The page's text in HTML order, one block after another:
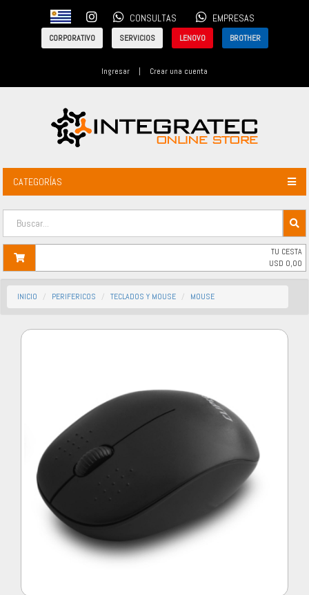
CONSULTAS EMPRESAS
CORPORATIVO SERVICIOS LENOVO BROTHER
Ingresar | Crear una cuenta
CATEGORÍAS
TU CESTA
USD 0,00
INICIO PERIFERICOS TECLADOS Y MOUSE MOUSE